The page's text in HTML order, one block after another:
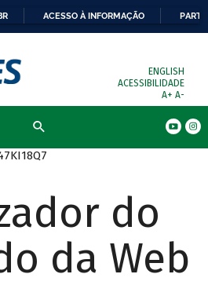
ACESSO À INFORMAÇÃO
ENGLISH
ACESSIBILIDADE
A+ A-
do
da Web